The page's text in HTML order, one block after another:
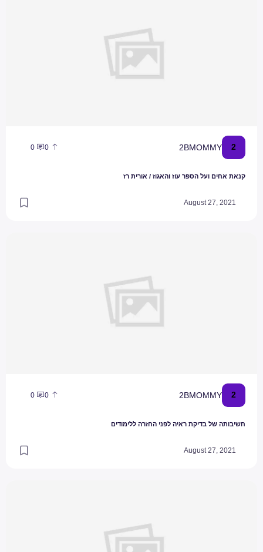
2
2BMOMMY
0
0
קנאת אחים ועל הספר עוז והאגוז / אורית רז
August 27, 2021
2
2BMOMMY
0
0
חשיבותה של בדיקת ראיה לפני החזרה ללימודים
August 27, 2021